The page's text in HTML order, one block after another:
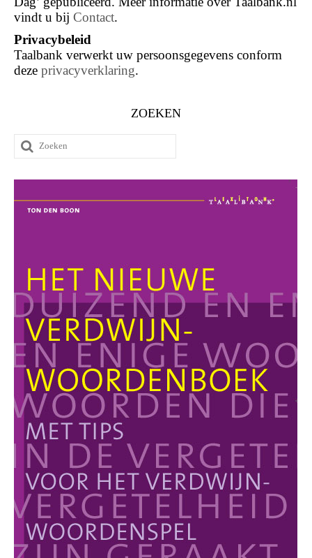
vindt u bij Contact.
Privacybeleid
Taalbank verwerkt uw persoonsgegevens conform
deze privacyverklaring.
ZOEKEN
Zoeken
naar: